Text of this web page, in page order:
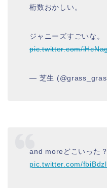
桁数おかしい。
ジャニーズすごいな。
pic.twitter.com/
— 芝生
and moreどこいった
pic.twitter.com/